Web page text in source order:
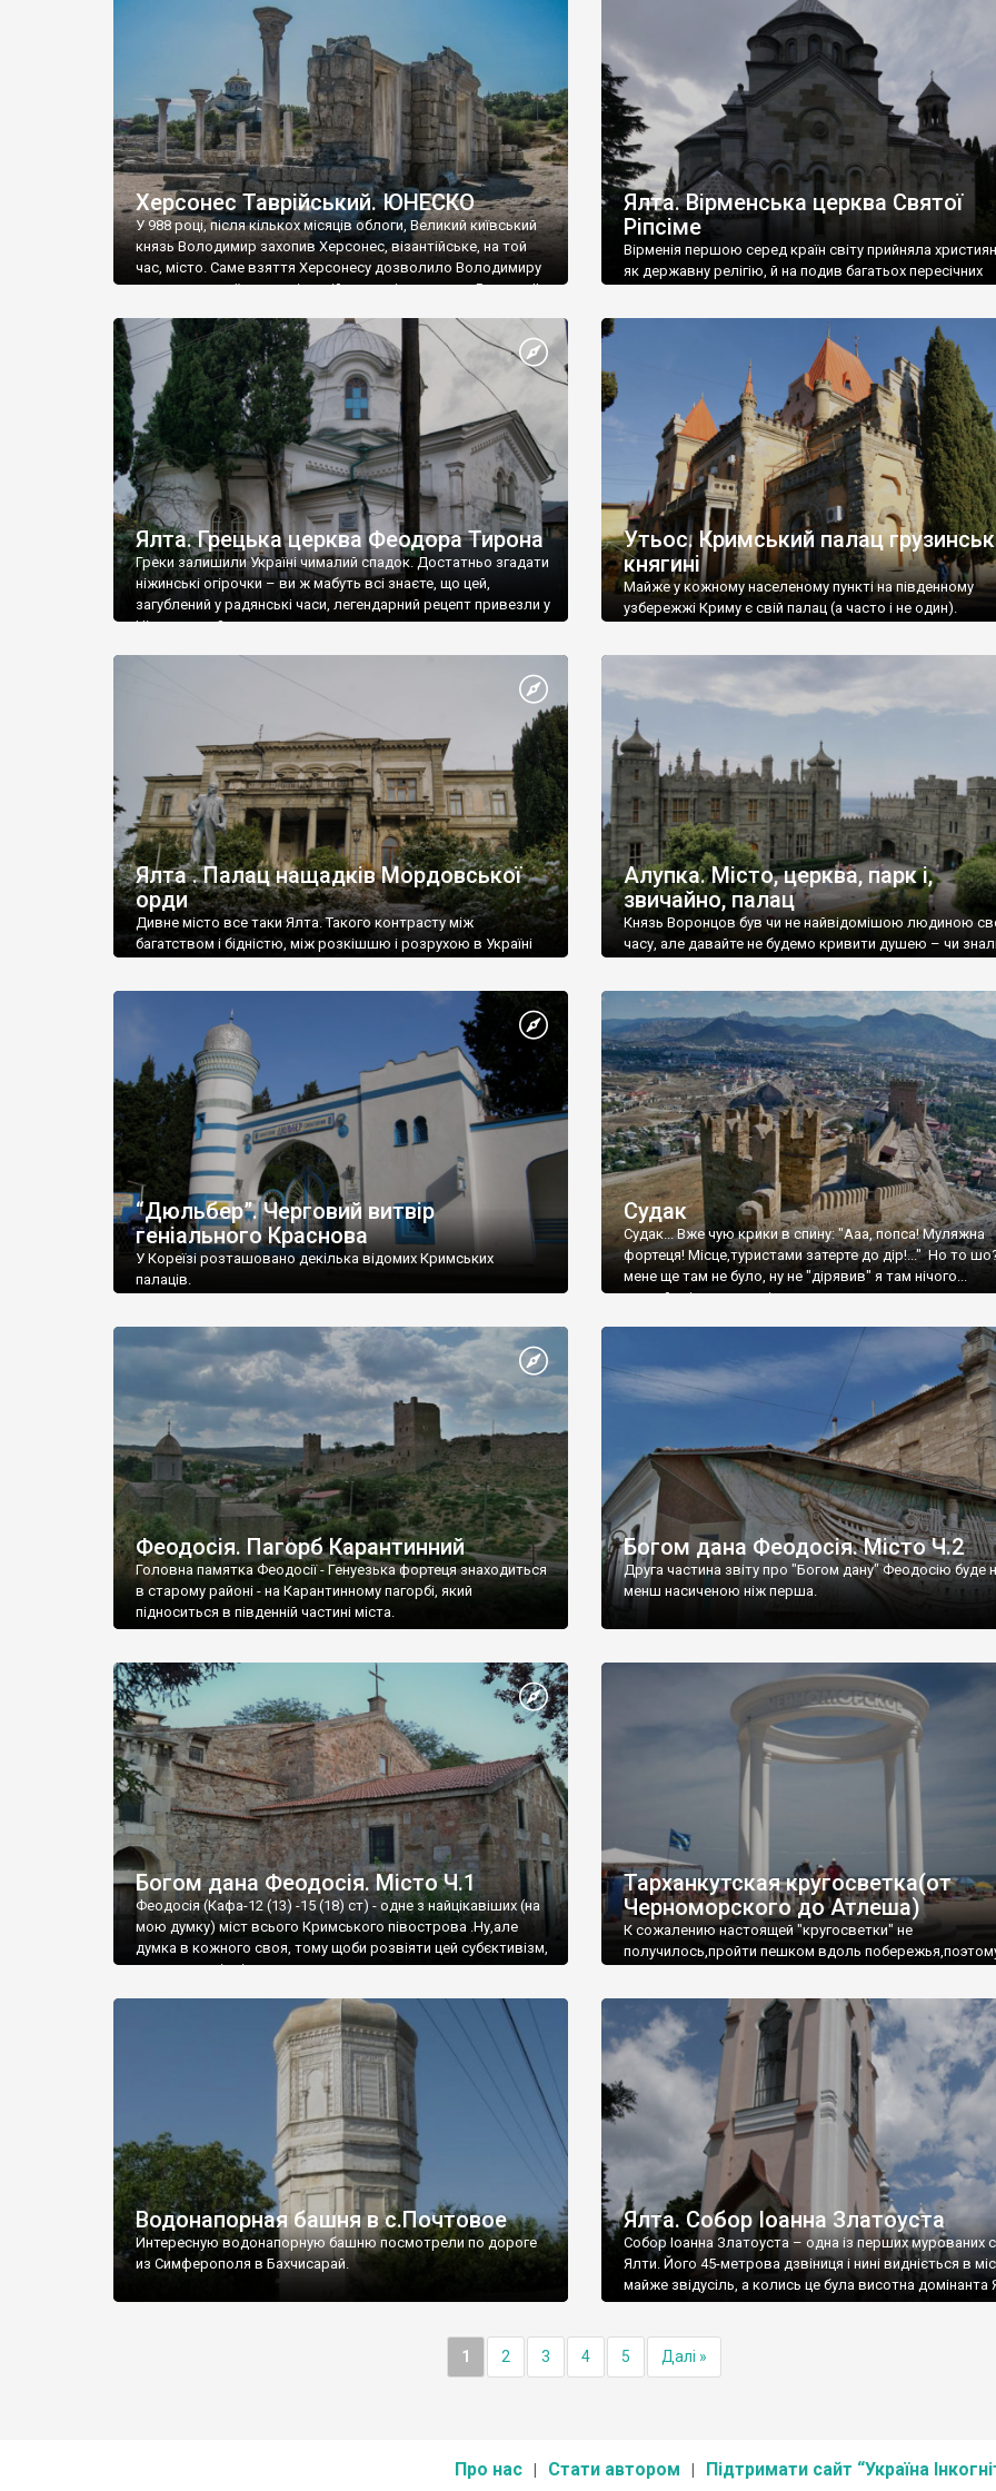
візантійської доби. Раритети викрадені з фондів об’єкту
культурної спадщини ЮНЕСКО «Херсонеса Таврійського».
Офіційно – на виставку «Золото Візантії», але експерти та
влада в Україні вважають це лише […]
називаються «повстяками» (postaki)…” “Вино. Крим
виробляє відмінне вино і його вдосталь: воно все
легке біле і дуже […]
Херсонес Таврійський. ЮНЕСКО
У 988 році, після кількох місяців облоги, Великий київський
князь Володимир захопив Херсонес, візантійське, на той
час, місто. Саме взяття Херсонесу дозволило Володимиру
диктувати свої умови візантійському імператору Василю ІІ,
Херсонесі Володимир-язичник, став Василем-
християнином. А потім було Хрещення Русі. На честь
Херсонесу Таврійського названо місто […]
Ялта. Вірменська церква Святої
Ріпсіме
Вірменія першою серед країн світу прийняла
як державну релігію, й на подив багатьох пересічних
Ялта. Грецька церква Феодора Тирона
Греки залишили Україні чималий спадок. Достатньо згадати
ніжинські огірочки – ви ж мабуть всі знаєте, що цей,
загублений у радянські часи, легендарний рецепт привезли у
Ніжин греки?
Утьос. Кримський палац
княгині
Майже у кожному населеному пункті на південному
узбережжі Криму є свій палац (а часто і не один).
Ялта . Палац нащадків Мордовської
орди
Дивне місто все таки Ялта. Такого контрасту між
багатством і бідністю, між розкішшю і розрухою в Україні
Алупка. Місто, церква, парк і,
звичайно, палац
Князь Воронцов був чи не найвідомішою людиною
часу, але давайте не будемо кривити душею – чи
“Дюльбер”. Черговий витвір
геніального Краснова
У Кореїзі розташовано декілька відомих Кримських
палаців.
Судак
Судак... Вже чую крики в спину: "Ааа, попса! Муляжна
фортеця! Місце,туристами затерте до дір!..." Но то
мене ще там не було, ну не "дірявив" я там нічого...
принаймні до цього літа.
Феодосія. Пагорб Карантинний
Головна памятка Феодосії - Генуезька фортеця знаходиться
в старому районі - на Карантинному пагорбі, який
підноситься в південній частині міста.
Богом дана Феодосія. Місто Ч.2
Друга частина звіту про "Богом дану" Феодосію буде
менш насиченою ніж перша.
Богом дана Феодосія. Місто Ч.1
Феодосія (Кафа-12 (13) -15 (18) ст) - одне з найцікавіших (на
мою думку) міст всього Кримського півострова .Ну,але
думка в кожного своя, тому щоби розвіяти цей субєктивізм,
запрошую відвідати це
Тарханкутская кругосветка(от
Черноморского до Атлеша)
К сожалению настоящей "кругосветки" не
получилось,пройти пешком вдоль
Водонапорная башня в с.Почтовое
Интересную водонапорную башню посмотрели по дороге
из Симферополя в Бахчисарай.
Ялта. Собор Іоанна Златоуста
Собор Іоанна Златоуста – одна із перших мурованих
Ялти. Його 45-метрова дзвіниця і нині видніється в
майже звідусіль, а колись це була висотна домінанта
1 2 3 4 5 Далі »
Про нас Стати автором Підтримати сайт “Україна